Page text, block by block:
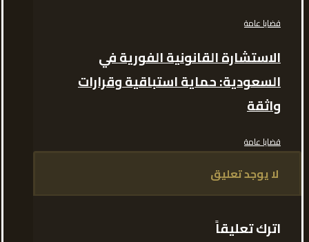
قضايا عامة
الاستشارة القانونية الفورية في
السعودية: حماية استباقية وقرارات
واثقة
قضايا عامة
لا يوجد تعليق
اترك تعليقاً